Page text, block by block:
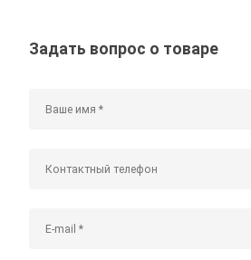
Задать вопрос о товаре